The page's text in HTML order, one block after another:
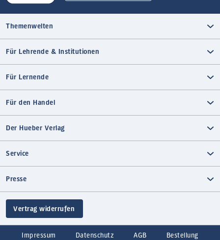
Themenwelten
Für Lehrende & Institutionen
Für Lernende
Für den Handel
Der Hueber Verlag
Service
Presse
Vertrag widerrufen
Impressum Datenschutz AGB Bestellung